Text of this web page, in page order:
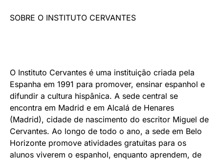
SOBRE O INSTITUTO CERVANTES
O Instituto Cervantes é uma instituição criada pela
Espanha em 1991 para promover, ensinar espanhol e
difundir a cultura hispânica. A sede central se
encontra em Madrid e em Alcalá de Henares
(Madrid), cidade de nascimento do escritor Miguel de
Cervantes. Ao longo de todo o ano, a sede em Belo
Horizonte promove atividades gratuitas para os
alunos viverem o espanhol, enquanto aprendem, de